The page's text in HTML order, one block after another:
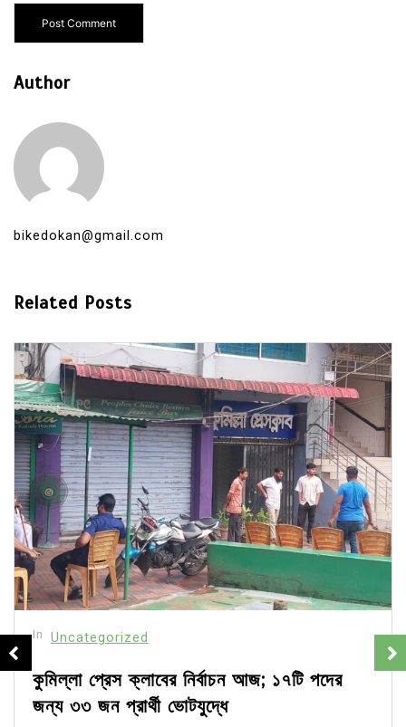
Author
bikedokan@gmail.com
Related Posts
In Uncategorized
কুমিল্লা প্রেস ক্লাবের নির্বাচন আজ; ১৭টি পদের
জন্য ৩৩ জন প্রার্থী ভোটযুদ্ধে